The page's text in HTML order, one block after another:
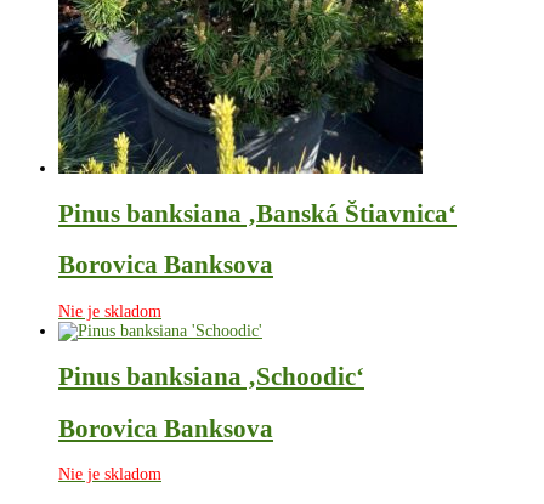
Pinus banksiana ‚Banská Štiavnica‘
Borovica Banksova
Nie je skladom
Pinus banksiana ‚Schoodic‘
Borovica Banksova
Nie je skladom